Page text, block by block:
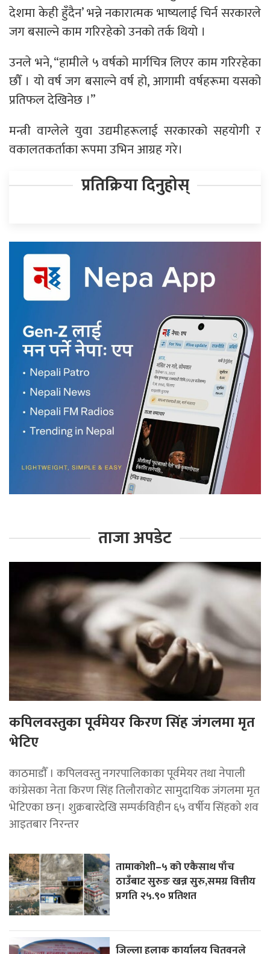
देशमा केही हुँदैन’ भन्ने नकारात्मक भाष्यलाई चिर्न सरकारले
जग बसाल्ने काम गरिरहेको उनको तर्क थियो ।
उनले भने, “हामीले ५ वर्षको मार्गचित्र लिएर काम गरिरहेका
छौँ । यो वर्ष जग बसाल्ने वर्ष हो, आगामी वर्षहरूमा यसको
प्रतिफल देखिनेछ ।”
मन्त्री वाग्लेले युवा उद्यमीहरूलाई सरकारको सहयोगी र
वकालतकर्ताका रूपमा उभिन आग्रह गरे।
प्रतिक्रिया दिनुहोस्
ताजा अपडेट
कपिलवस्तुका पूर्वमेयर किरण सिंह जंगलमा मृत
भेटिए
काठमाडाैँ । कपिलवस्तु नगरपालिकाका पूर्वमेयर तथा नेपाली
कांग्रेसका नेता किरण सिंह तिलौराकोट सामुदायिक जंगलमा मृत
भेटिएका छन्। शुक्रबारदेखि सम्पर्कविहीन ६५ वर्षीय सिंहको शव
आइतबार निरन्तर
तामाकोशी–५ को एकैसाथ पाँच
ठाउँबाट सुरुङ खन्न सुरु,समग्र वित्तीय
प्रगति २५.९० प्रतिशत
जिल्ला हुलाक कार्यालय चितवनले